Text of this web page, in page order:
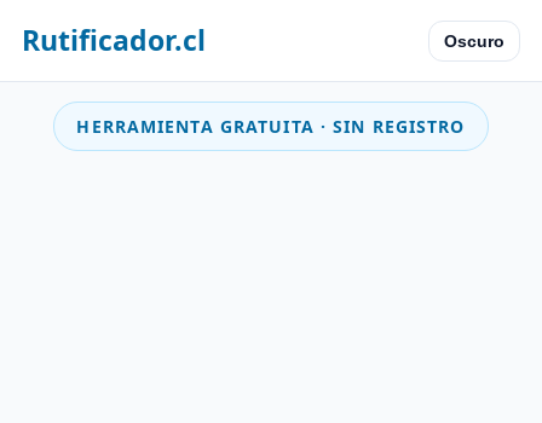
Rutificador.cl Oscuro
HERRAMIENTA GRATUITA · SIN REGISTRO